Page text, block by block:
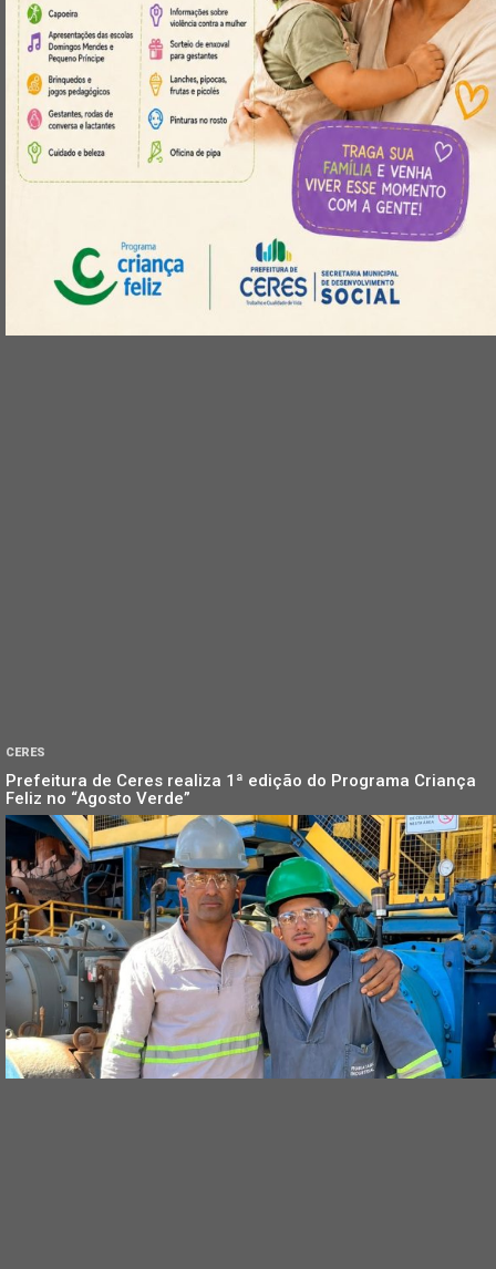
CERES
Prefeitura de Ceres realiza 1ª edição do Programa Criança
Feliz no “Agosto Verde”